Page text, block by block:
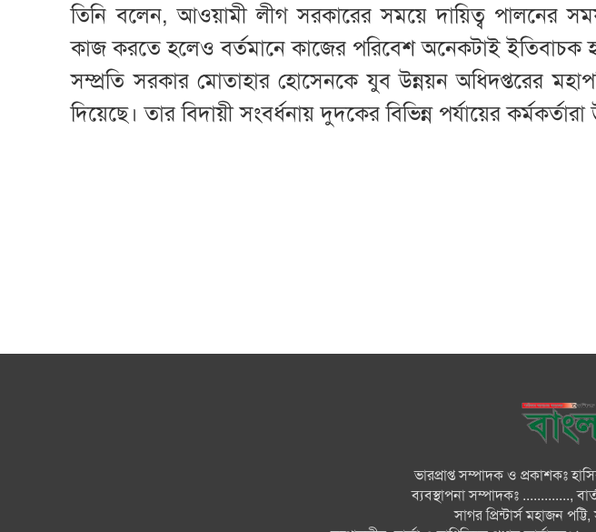
তিনি বলেন, আওয়ামী লীগ সরকারের সময়ে দায়িত্ব পালনের
কাজ করতে হলেও বর্তমানে কাজের পরিবেশ অনেকটাই ইতিবাচক
সম্প্রতি সরকার মোতাহার হোসেনকে যুব উন্নয়ন অধিদপ্তরের
দিয়েছে। তার বিদায়ী সংবর্ধনায় দুদকের বিভিন্ন পর্যায়ের
ভারপ্রাপ্ত সম্পাদক ও প্রকাশকঃ
ব্যবস্থাপনা সম্পাদকঃ .............,
সাগর প্রিন্টার্স মহাজন